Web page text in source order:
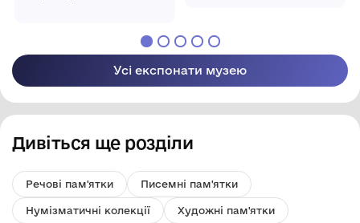
Усі експонати музею
Дивіться ще розділи
Речові пам'ятки Писемні пам'ятки
Нумізматичні колекції Художні пам'ятки